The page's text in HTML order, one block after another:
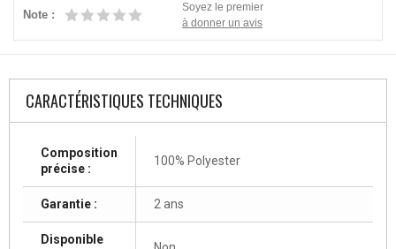
Note :
Soyez le premier
à donner un avis
CARACTÉRISTIQUES TECHNIQUES
Composition
précise :
100% Polyester
Garantie : 2 ans
Disponible